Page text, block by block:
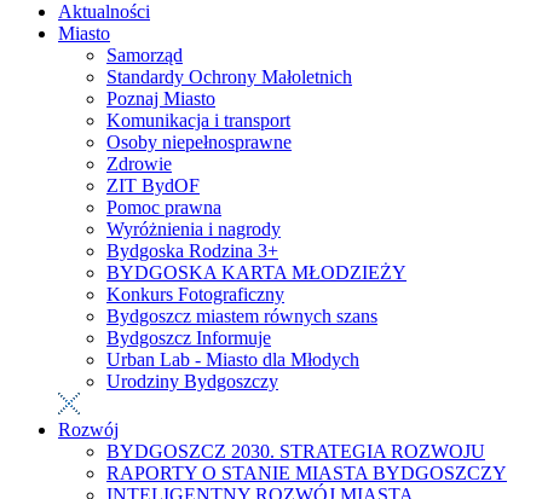
Aktualności
Miasto
Samorząd
Standardy Ochrony Małoletnich
Poznaj Miasto
Komunikacja i transport
Osoby niepełnosprawne
Zdrowie
ZIT BydOF
Pomoc prawna
Wyróżnienia i nagrody
Bydgoska Rodzina 3+
BYDGOSKA KARTA MŁODZIEŻY
Konkurs Fotograficzny
Bydgoszcz miastem równych szans
Bydgoszcz Informuje
Urban Lab - Miasto dla Młodych
Urodziny Bydgoszczy
Rozwój
BYDGOSZCZ 2030. STRATEGIA ROZWOJU
RAPORTY O STANIE MIASTA BYDGOSZCZY